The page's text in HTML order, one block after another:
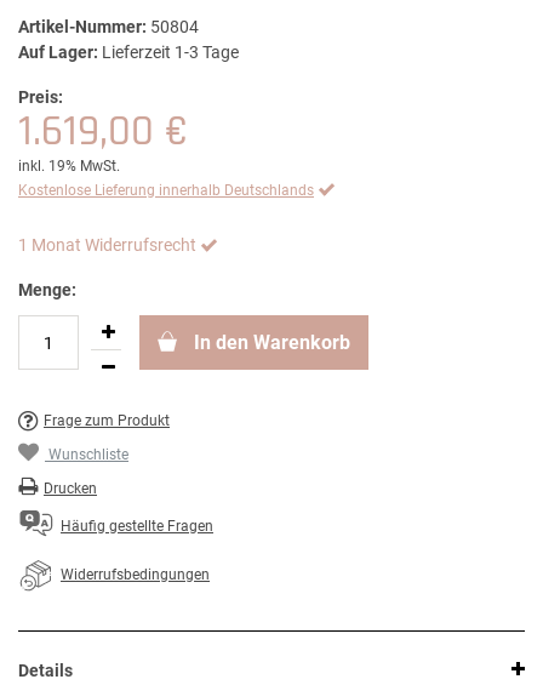
Artikel-Nummer: 50804
Auf Lager: Lieferzeit 1-3 Tage
Preis:
1.619,00 €
inkl. 19% MwSt.
Kostenlose Lieferung innerhalb Deutschlands
1 Monat Widerrufsrecht
Menge:
In den Warenkorb
Frage zum Produkt
Wunschliste
Drucken
Häufig gestellte Fragen
Widerrufsbedingungen
Details